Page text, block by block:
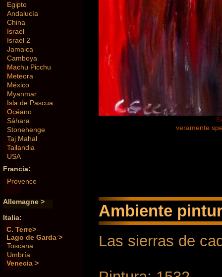
Egipto
Andalucía
China
Israel
Israel 2
Jamaica
Camboya
Machu Picchu
Meteora
México
Myanmar
Isla de Pascua
Océano
Sáhara
Stonehenge
Taj Mahal
Tailandia
USA
Francia:
Provence
Allemagne >
Italia:
C. Terre>
Lago de Garda >
Toscana
Umbría
Venecia >
veramente
Ambiente
Las sierras de